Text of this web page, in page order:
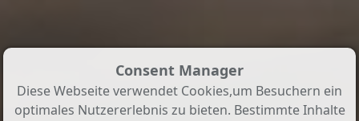
Consent Manager
Diese Webseite verwendet Cookies,um Besuchern ein
optimales Nutzererlebnis zu bieten. Bestimmte Inhalte